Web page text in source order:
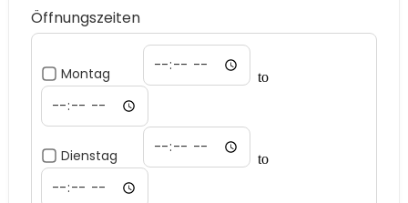
Öffnungszeiten
Montag to
Dienstag to